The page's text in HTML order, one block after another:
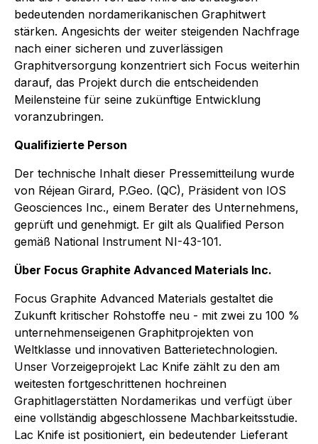
bedeutenden nordamerikanischen Graphitwert
stärken. Angesichts der weiter steigenden Nachfrage
nach einer sicheren und zuverlässigen
Graphitversorgung konzentriert sich Focus weiterhin
darauf, das Projekt durch die entscheidenden
Meilensteine für seine zukünftige Entwicklung
voranzubringen.
Qualifizierte Person
Der technische Inhalt dieser Pressemitteilung wurde
von Réjean Girard, P.Geo. (QC), Präsident von IOS
Geosciences Inc., einem Berater des Unternehmens,
geprüft und genehmigt. Er gilt als Qualified Person
gemäß National Instrument NI-43-101.
Über Focus Graphite Advanced Materials Inc.
Focus Graphite Advanced Materials gestaltet die
Zukunft kritischer Rohstoffe neu - mit zwei zu 100 %
unternehmenseigenen Graphitprojekten von
Weltklasse und innovativen Batterietechnologien.
Unser Vorzeigeprojekt Lac Knife zählt zu den am
weitesten fortgeschrittenen hochreinen
Graphitlagerstätten Nordamerikas und verfügt über
eine vollständig abgeschlossene Machbarkeitsstudie.
Lac Knife ist positioniert, ein bedeutender Lieferant